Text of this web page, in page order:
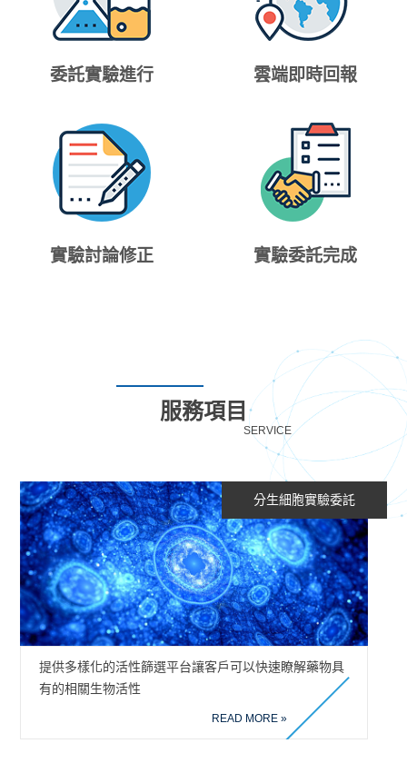
委託實驗進行 雲端即時回報
實驗討論修正 實驗委託完成
服務項目
SERVICE
分生細胞實驗委託
提供多樣化的活性篩選平台讓客戶可以快速瞭解藥物具
有的相關生物活性
READ MORE »